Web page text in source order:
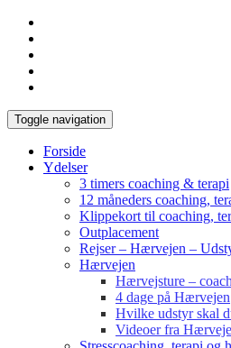
Toggle navigation
Forside
Ydelser
3 timers coaching & terapi
12 måneders coaching,
Klippekort til coaching,
Outplacement
Rejser – Hærvejen –
Hærvejen
Hærvejsture –
4 dage på Hærvejen
Hvilke udstyr skal
Videoer fra